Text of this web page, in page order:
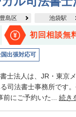
豊島区 池袋駅
初回相談無
出張対応可
士法人は、JR・東京
司法書士事務所です
前にご予約いた... 続き